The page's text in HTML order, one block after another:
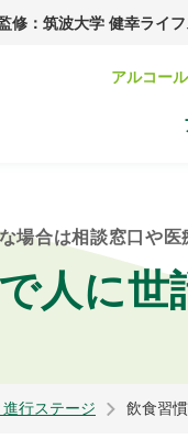
アルコー
修：筑波大学 健幸ライ
場合は相談窓口や
人に世
行ステージ 飲食習